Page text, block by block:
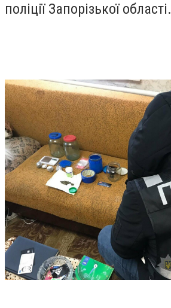
поліції Запорізької області.